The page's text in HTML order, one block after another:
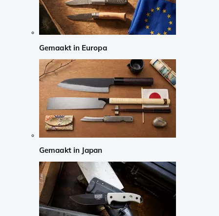
Gemaakt in Europa
Gemaakt in Japan